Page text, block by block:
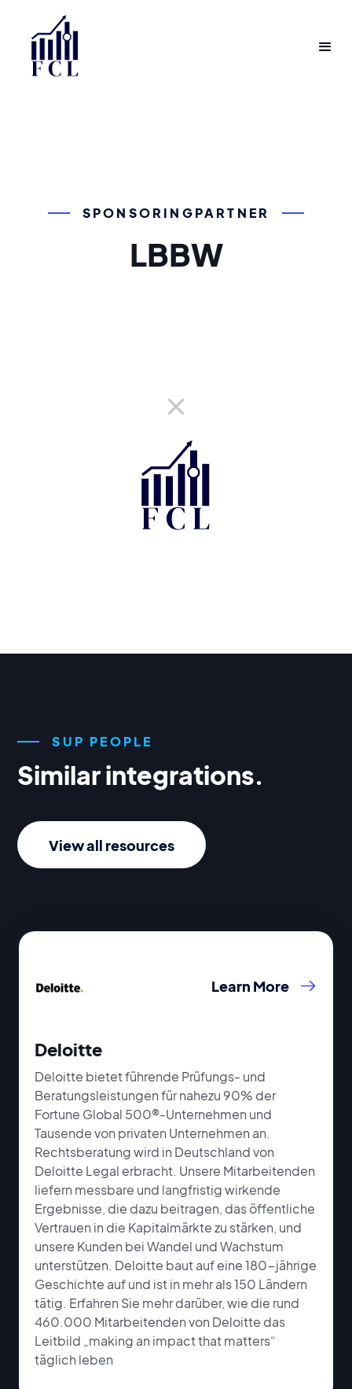
SPONSORINGPARTNER
LBBW
SUP PEOPLE
Similar integrations.
View all resources
Learn More
Deloitte
Deloitte bietet führende Prüfungs- und
Beratungsleistungen für nahezu 90% der
Fortune Global 500®-Unternehmen und
Tausende von privaten Unternehmen an.
Rechtsberatung wird in Deutschland von
Deloitte Legal erbracht. Unsere Mitarbeitenden
liefern messbare und langfristig wirkende
Ergebnisse, die dazu beitragen, das öffentliche
Vertrauen in die Kapitalmärkte zu stärken, und
unsere Kunden bei Wandel und Wachstum
unterstützen. Deloitte baut auf eine 180-jährige
Geschichte auf und ist in mehr als 150 Ländern
tätig. Erfahren Sie mehr darüber, wie die rund
460.000 Mitarbeitenden von Deloitte das
Leitbild „making an impact that matters“
täglich leben